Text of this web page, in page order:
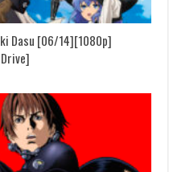
Dasu [06/14][1080p]